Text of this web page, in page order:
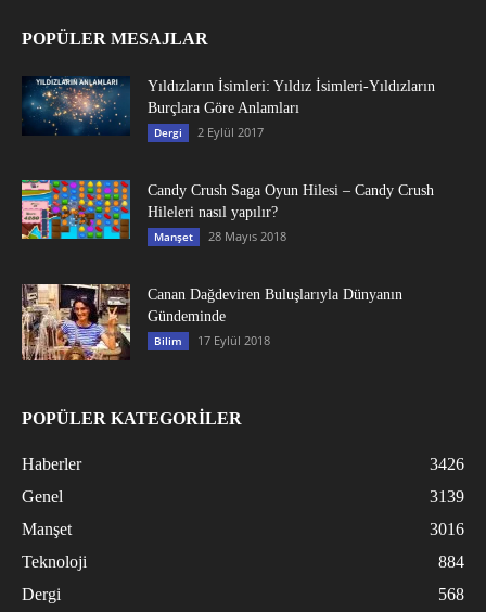
POPÜLER MESAJLAR
Yıldızların İsimleri: Yıldız İsimleri-Yıldızların
Burçlara Göre Anlamları
Dergi 2 Eylül 2017
Candy Crush Saga Oyun Hilesi – Candy Crush
Hileleri nasıl yapılır?
Manşet 28 Mayıs 2018
Canan Dağdeviren Buluşlarıyla Dünyanın
Gündeminde
Bilim 17 Eylül 2018
POPÜLER KATEGORİLER
Haberler
3426
Genel
3139
Manşet
3016
Teknoloji
884
Dergi
568